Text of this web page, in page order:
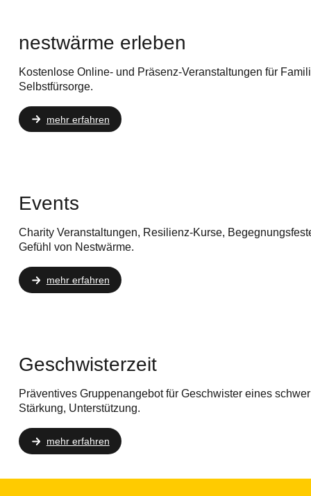
nestwärme erleben
Kostenlose Online- und Präsenz-Veranstaltungen für
Selbstfürsorge.
mehr erfahren
Events
Charity Veranstaltungen, Resilienz-Kurse,
Gefühl von Nestwärme.
mehr erfahren
Geschwisterzeit
Präventives Gruppenangebot für Geschwister eines
Stärkung, Unterstützung.
mehr erfahren